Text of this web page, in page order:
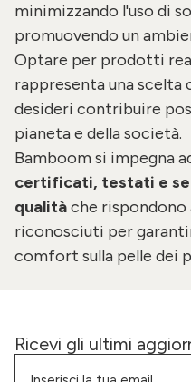
minimizzando l'uso di
promuovendo un
Optare per prodotti
rappresenta una scelta
desideri contribuire
pianeta e della società.
Bamboomsi impegna
certificati, testati e
qualitàche rispondono
riconosciuti per
comfort sulla pelle dei
Ricevi gli ultimi